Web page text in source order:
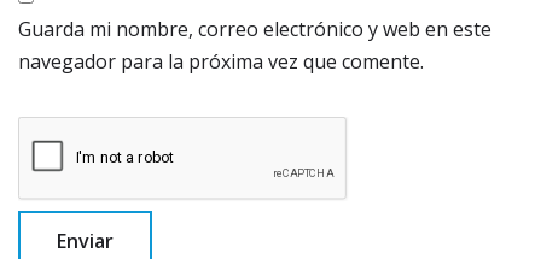
Guarda mi nombre, correo electrónico y web en este
navegador para la próxima vez que comente.